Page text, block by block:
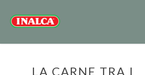
LA CARNE TRA I